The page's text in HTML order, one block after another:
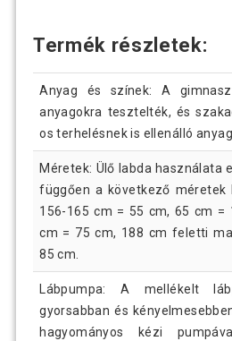
Termék részletek:
Anyag és színek: A
anyagokra tesztelték, és
os terhelésnek is ellenálló
Méretek: Ülő labda használata
függően a következő méretek
156-165 cm = 55 cm, 65 cm =
cm = 75 cm, 188 cm feletti
85 cm.
Lábpumpa: A mellékelt
gyorsabban és
hagyományos kézi